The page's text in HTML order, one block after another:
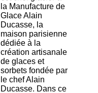
la Manufacture de
Glace Alain
Ducasse, la
maison parisienne
dédiée à la
création artisanale
de glaces et
sorbets fondée par
le chef Alain
Ducasse. Dans ce